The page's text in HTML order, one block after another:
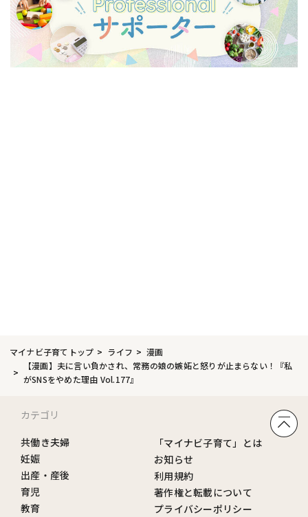
マイナビ子育てトップ ライフ
漫画
【漫画】夫に言い負かされ、常務の娘の嫉妬と怒りが止まらない！『私
がSNSをやめた理由 Vol.177』
カテゴリ
共働き夫婦
妊娠
出産・産後
育児
教育
「マイナビ子育て」とは
お知らせ
利用規約
著作権と転載について
プライバシーポリシー